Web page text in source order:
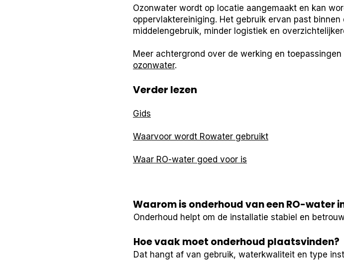
Ozonwater wordt op locatie aangemaakt en kan
oppervlaktereiniging. Het gebruik ervan past
middelengebruik, minder logistiek en
Meer achtergrond over de werking en
ozonwater.
Verder lezen
Gids
Waarvoor wordt Rowater gebruikt
Waar RO-water goed voor is
Waarom is onderhoud van een RO-water
Onderhoud helpt om de installatie stabiel en
Hoe vaak moet onderhoud plaatsvinden?
Dat hangt af van gebruik, waterkwaliteit en type